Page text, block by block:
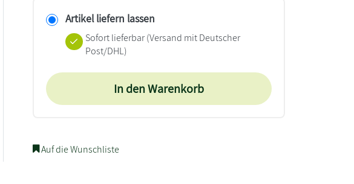
Artikel liefern lassen
Sofort lieferbar(Versand mit Deutscher
Post/DHL)
In den Warenkorb
Auf die Wunschliste